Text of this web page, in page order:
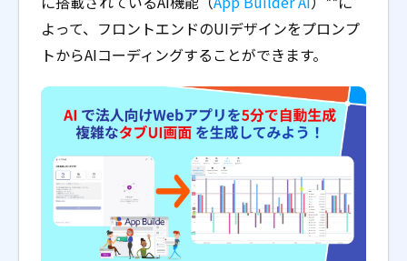
よって、フロントエンドのUIデザインをプロンプ
トからAIコーディングすることができます。